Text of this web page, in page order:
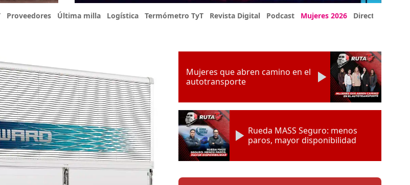
Proveedores Última milla Logística Termómetro TyT Revista Digital Podcast Mujeres 2026 Directorio Expo
Mujeres que abren camino en el
autotransporte
Rueda MASS Seguro: menos
paros, mayor disponibilidad